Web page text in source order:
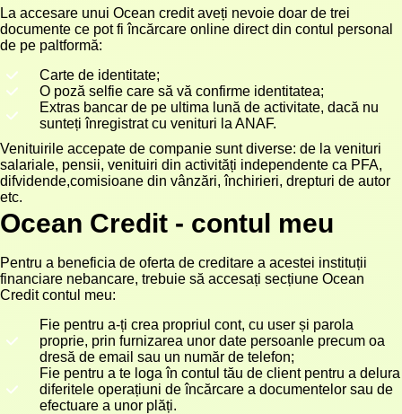
La accesare unui Ocean credit aveți nevoie doar de trei
documente ce pot fi încărcare online direct din contul personal
de pe paltformă:
Carte de identitate;
O poză selfie care să vă confirme identitatea;
Extras bancar de pe ultima lună de activitate, dacă nu
sunteți înregistrat cu venituri la ANAF.
Venituirile accepate de companie sunt diverse: de la venituri
salariale, pensii, venituiri din activități independente ca PFA,
difvidende,comisioane din vânzări, închirieri, drepturi de autor
etc.
Ocean Credit - contul meu
Pentru a beneficia de oferta de creditare a acestei instituții
financiare nebancare, trebuie să accesați secțiune Ocean
Credit contul meu:
Fie pentru a-ți crea propriul cont, cu user și parola
proprie, prin furnizarea unor date persoanle precum oa
dresă de email sau un număr de telefon;
Fie pentru a te loga în contul tău de client pentru a delura
diferitele operațiuni de încărcare a documentelor sau de
efectuare a unor plăți.